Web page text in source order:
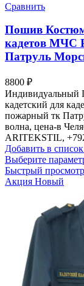
Сравнить
Пошив Костюм
кадетов МЧС
Патруль
8800 ₽
Индивидуальный
кадетский для
пожарный тк
волна, цена-в
ARITEKSTIL,
Добавить в
Выберите
Быстрый просмотр
Акция Новый